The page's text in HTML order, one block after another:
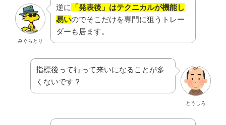
みぐらとり
逆に
「発表後」はテクニカルが機能し
易いのでそこだけを専門に狙うトレー
ダーも居ます。
とうしろ
指標後って行って来いになることが多
くないです？